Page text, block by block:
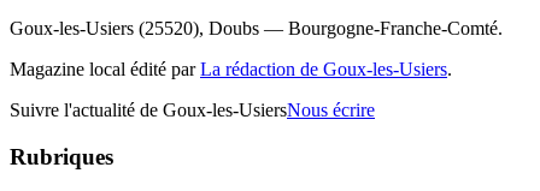
Goux-les-Usiers (25520), Doubs — Bourgogne-Franche-Comté.
Magazine local édité parLa rédaction de Goux-les-Usiers.
Suivre l'actualité de Goux-les-UsiersNous écrire
Rubriques